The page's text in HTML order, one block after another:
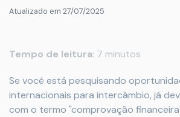
Atualizado em 27/07/2025
Tempo de leitura: 7 minutos
Se você está pesquisando
internacionais para intercâmbio, já
com o termo "comprovação